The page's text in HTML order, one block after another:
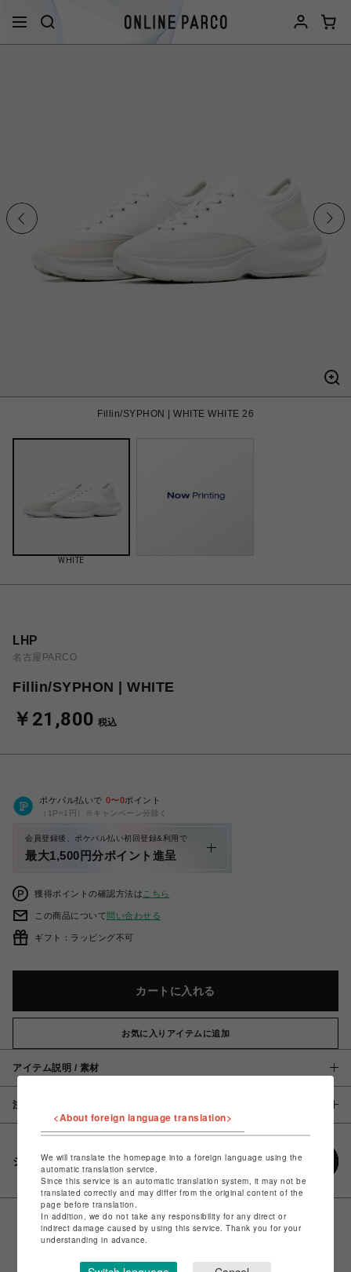
Fillin/SYPHON | WHITE WHITE 26
WHITE
LHP
名古屋PARCO
Fillin/SYPHON | WHITE
￥21,800 税込
ポケパル払いで 0〜0ポイント
（1P=1円）※キャンペーン分除く
会員登録後、ポケパル払い初回登録&利用で
最大1,500円分ポイント進呈
獲得ポイントの確認方法は こちら
この商品について問い合わせる
ギフト：ラッピング不可
カートに入れる
お気に入りアイテムに追加
アイテム説明 / 素材
注意事項
シェアする
<About foreign language translation>
We will translate the homepage into a foreign language using the
automatic translation service.
Since this service is an automatic translation system, it may not be
translated correctly and may differ from the original content of the
page before translation.
In addition, we do not take any responsibility for any direct or
indirect damage caused by using this service. Thank you for your
understanding in advance.